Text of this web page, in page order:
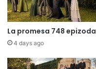
La promesa 748 epizoda
4 days ago